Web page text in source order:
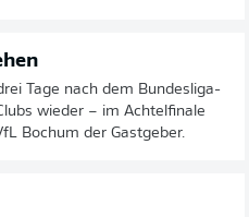
Tage nach dem Bundesliga-
wieder – im Achtelfinale
Bochum der Gastgeber.